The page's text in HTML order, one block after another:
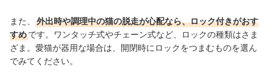
また、
外出時や調理中の猫の脱走が心配なら、ロック付きがおす
すめです。ワンタッチ式やチェーン式など、ロックの種類はさま
ざま。愛猫が器用な場合は、開閉時にロックをつまむものを選ん
でみてください。